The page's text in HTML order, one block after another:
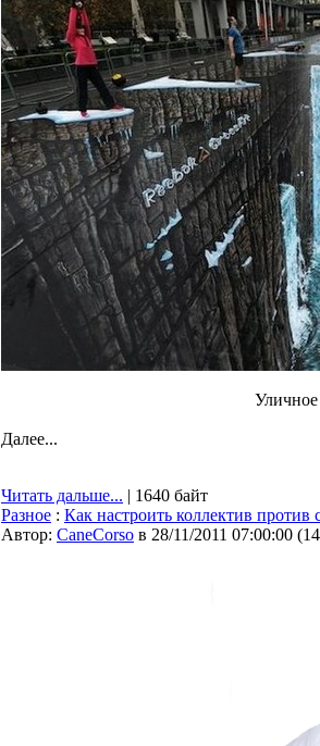
Уличное
Далее...
Читать дальше... | 1640 байт
Разное : Как настроить коллектив
Автор: CaneCorso в 28/11/2011 07:00:00 (